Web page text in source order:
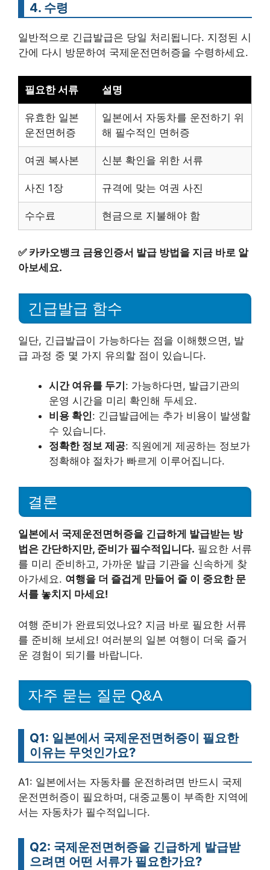
4. 수령
일반적으로 긴급발급은 당일 처리됩니다. 지정된 시
간에 다시 방문하여 국제운전면허증을 수령하세요.
필요한 서류 설명
유효한 일본
운전면허증
일본에서 자동차를 운전하기 위
해 필수적인 면허증
여권 복사본 신분 확인을 위한 서류
사진 1장 규격에 맞는 여권 사진
수수료 현금으로 지불해야 함
✅ 카카오뱅크 금융인증서 발급 방법을 지금 바로 알
아보세요.
긴급발급 함수
일단, 긴급발급이 가능하다는 점을 이해했으면, 발
급 과정 중 몇 가지 유의할 점이 있습니다.
시간 여유를 두기 : 가능하다면, 발급기관의
운영 시간을 미리 확인해 두세요.
비용 확인: 긴급발급에는 추가 비용이 발생할
수 있습니다.
정확한 정보 제공: 직원에게 제공하는 정보가
정확해야 절차가 빠르게 이루어집니다.
결론
일본에서 국제운전면허증을 긴급하게 발급받는 방
법은 간단하지만, 준비가 필수적입니다. 필요한 서류
를 미리 준비하고, 가까운 발급 기관을 신속하게 찾
아가세요. 여행을 더 즐겁게 만들어 줄 이 중요한 문
서를 놓치지 마세요!
여행 준비가 완료되었나요? 지금 바로 필요한 서류
를 준비해 보세요! 여러분의 일본 여행이 더욱 즐거
운 경험이 되기를 바랍니다.
자주 묻는 질문 Q&A
Q1: 일본에서 국제운전면허증이 필요한
이유는 무엇인가요?
A1: 일본에서는 자동차를 운전하려면 반드시 국제
운전면허증이 필요하며, 대중교통이 부족한 지역에
서는 자동차가 필수적입니다.
Q2: 국제운전면허증을 긴급하게 발급받
으려면 어떤 서류가 필요한가요?